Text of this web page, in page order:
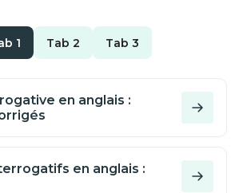
1 Tab 2 Tab 3
en anglais :
en anglais :